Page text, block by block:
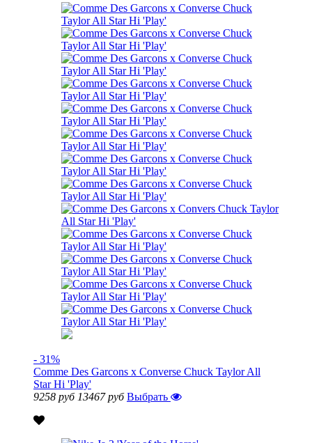
- 31%
Comme Des Garcons x Converse Chuck Taylor All
Star Hi 'Play'
9258 руб 13467 руб Выбрать